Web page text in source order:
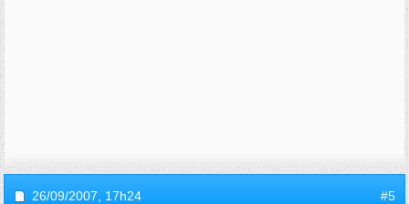
26/09/2007, 17h24 #5